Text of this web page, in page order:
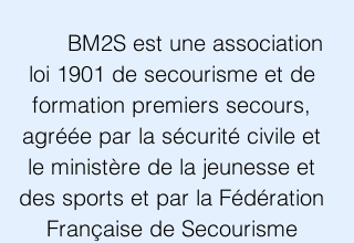
BM2S est une association
loi 1901 de secourisme et de
formation premiers secours,
agréée par la sécurité civile et
le ministère de la jeunesse et
des sports et par la Fédération
Française de Secourisme